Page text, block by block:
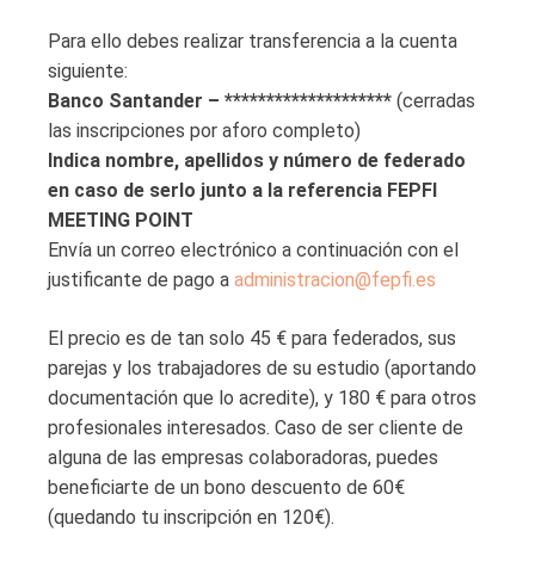
Para ello debes realizar transferencia a la cuenta
siguiente:
Banco Santander – ******************** (cerradas
las inscripciones por aforo completo)
Indica nombre, apellidos y número de federado
en caso de serlo junto a la referencia FEPFI
MEETING POINT
Envía un correo electrónico a continuación con el
justificante de pago a administracion@fepfi.es
El precio es de tan solo 45 € para federados, sus
parejas y los trabajadores de su estudio (aportando
documentación que lo acredite), y 180 € para otros
profesionales interesados. Caso de ser cliente de
alguna de las empresas colaboradoras, puedes
beneficiarte de un bono descuento de 60€
(quedando tu inscripción en 120€).